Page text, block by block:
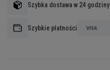
Szybka dostawa w 24 godziny
Szybkie płatności